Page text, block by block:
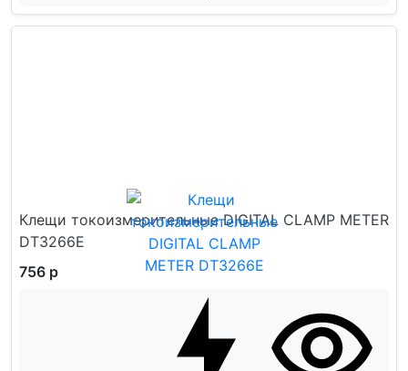
Клещи токоизмерительные DIGITAL CLAMP METER
DT3266E
756 р